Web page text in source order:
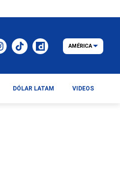
AMÉRICA
DÓLAR LATAM VIDEOS